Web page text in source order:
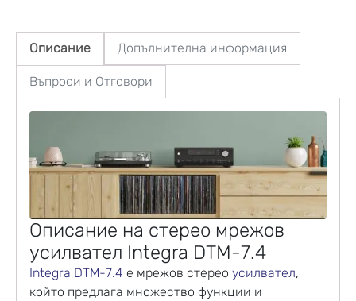
Описание Допълнителна информация
Въпроси и Отговори
Описание на стерео мрежов
усилвател Integra DTM-7.4
Integra DTM-7.4 е мрежов стерео усилвател,
който предлага множество функции и